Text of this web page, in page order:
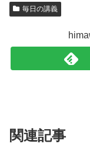
毎日の講義
関連記事